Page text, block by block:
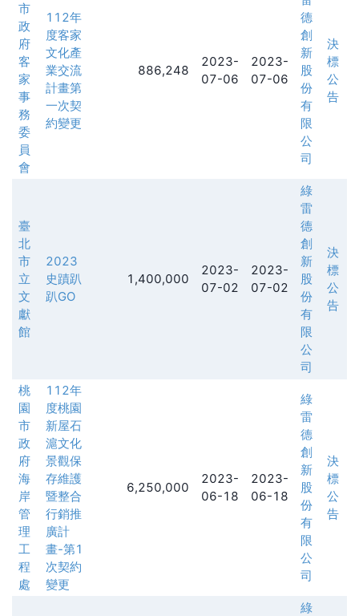
市
政
府
客
家
事
務
委
員
會
112年
度客家
文化產
業交流
計畫第
一次契
約變更
886,248
2023-
07-06
2023-
07-06
德
創
新
股
份
有
限
公
司
決
標
公
告
臺
北
市
立
文
獻
館
2023
史蹟趴
趴GO
1,400,000
2023-
07-02
2023-
07-02
綠
雷
德
創
新
股
份
有
限
公
司
決
標
公
告
桃
園
市
政
府
海
岸
管
理
工
程
處
112年
度桃園
新屋石
滬文化
景觀保
存維護
暨整合
行銷推
廣計
畫-第1
次契約
變更
6,250,000
2023-
06-18
2023-
06-18
綠
雷
德
創
新
股
份
有
限
公
司
決
標
公
告
綠